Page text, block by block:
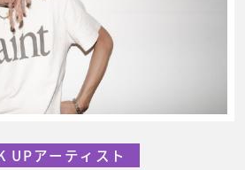
UPアーティスト